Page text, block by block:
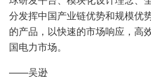
分发挥中国产业链优势和规模优
的产品，以快速的市场响应，高
国电力市场。
——吴逊